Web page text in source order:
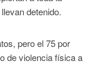
detenido.
pero el 75 por
de violencia física a